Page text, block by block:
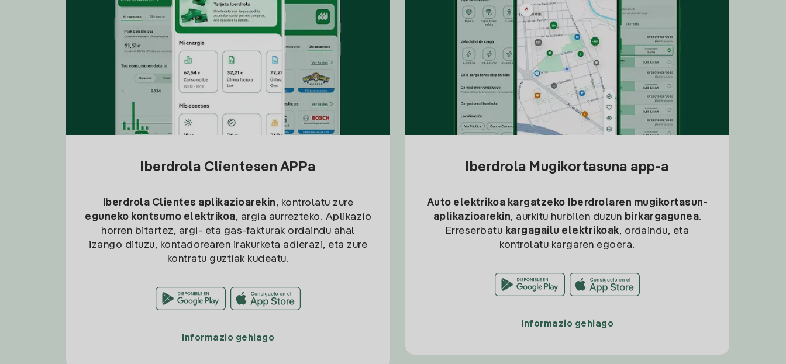
Iberdrola Clientesen APPa
Iberdrola Clientes aplikazioarekin, kontrolatu zure
eguneko kontsumo elektrikoa, argia aurrezteko. Aplikazio
horren bitartez, argi- eta gas-fakturak ordaindu ahal
izango dituzu, kontadorearen irakurketa adierazi, eta zure
kontratu guztiak kudeatu.
Informazio gehiago
Iberdrola Mugikortasuna app-a
Auto elektrikoa kargatzeko
Iberdrolaren mugikortasun-
aplikazioarekin, aurkitu hurbilen duzun birkargagunea.
Erreserbatu kargagailu elektrikoak, ordaindu, eta
kontrolatu kargaren egoera.
Informazio gehiago